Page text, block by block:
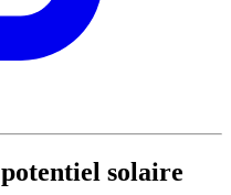
solaire